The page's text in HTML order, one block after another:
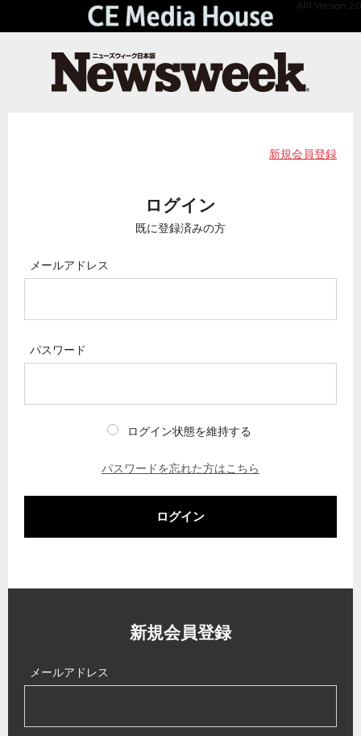
API Version 2.0
新規会員登録
ログイン
既に登録済みの方
メールアドレス
パスワード
ログイン状態を維持する
パスワードを忘れた方はこちら
ログイン
新規会員登録
メールアドレス